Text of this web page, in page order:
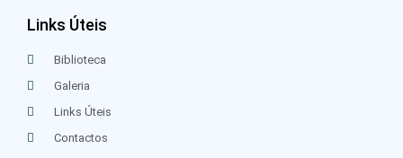
Links Úteis
Biblioteca
Galeria
Links Úteis
Contactos